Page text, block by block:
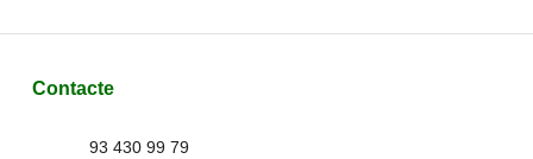
Contacte
93 430 99 79